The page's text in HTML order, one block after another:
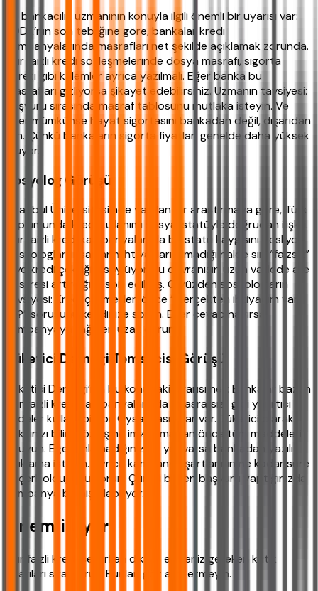
Bir bankacılık uzmanının konuyla ilgili önemli bir uyarısı var:
BDDK’nın son tebliğine göre, bankalar kredi
kampanyalarında masrafları net şekilde açıklamak zorunda.
Sıfır faizli kredi sözleşmelerinde dosya masrafı, sigorta
ücreti gibi kalemler ayrıca yazılmalı. Eğer banka bu
masrafları gizliyorsa şikayet edebilirsiniz. Uzmanın tavsiyesi:
Başvuru sırasında masraf tablosunu mutlaka isteyin. Ve
eğer mümkünse hayat sigortasını bankadan değil, dışarıdan
alın. Çünkü bankaların sigorta fiyatları genelde daha yüksek
oluyor.
Sosyolog Görüşü
İstanbul Üniversitesi’nde yapılan bir araştırmaya göre, Türk
toplumunda kredi kullanımı sosyal statüyle doğrudan ilişkili.
Sıfır faizli kredi kampanyaları da bu statü kaygısını besliyor.
Sosyologlar, insanların ihtiyaçları olmadığı halde sırf “faizsiz”
diye kredi çektiğini söylüyor. Bu davranışın uzun vadede aile
içi stresi artırdığı tespit edilmiş. O yüzden sosyologların
tavsiyesi: Kredi çekmeden önce “Gerçekten ihtiyacım var
mı?” sorusunu kendinize sorun. Eğer cevap hayırsa,
kampanyaya rağmen uzak durun.
Tüketici Derneği Temsilcisi Görüşü
Tüketici Derneği’nin bu konudaki uyarısı net: Bankalar bazen
sıfır faizli kredi kampanyalarında “masrafsız” gibi yanıltıcı
ifadeler kullanabiliyor. Oysa masraflar var. Tüketici olarak
hakkınızı bilin. Sözleşme imzalamadan önce tüm maddeleri
okuyun. Eğer anlamadığınız bir yer varsa bankadan yazılı
açıklama isteyin. Ayrıca kampanya şartlarının ne kadar süre
geçerli olduğunu sorun. Çünkü bazen başvuru yaptığınızda
kampanya bitmiş olabiliyor.
Önemli Uyarı
Sıfır faizli kredi çekerken dikkat etmeniz gereken kritik
uyarıları sıralıyoruz. Bunları göz ardı etmeyin.